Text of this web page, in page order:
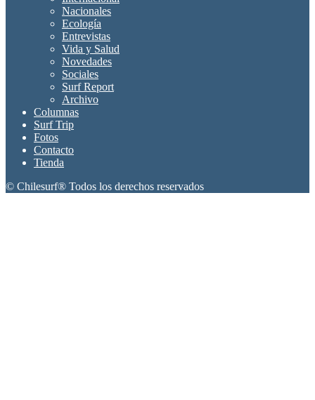
Nacionales
Ecología
Entrevistas
Vida y Salud
Novedades
Sociales
Surf Report
Archivo
Columnas
Surf Trip
Fotos
Contacto
Tienda
© Chilesurf® Todos los derechos reservados